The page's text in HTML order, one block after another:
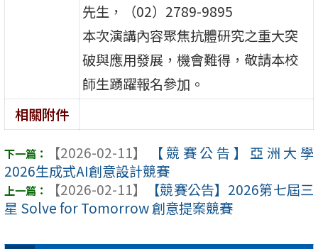
先生，（02）2789-9895
本次演講內容聚焦抗體研究之重大突
破與應用發展，機會難得，敬請本校
師生踴躍報名參加。
相關附件
【2026-02-11】
【競賽公告】亞洲大學
2026生成式AI創意設計競賽
【2026-02-11】
【競賽公告】2026第七屆三
星 Solve for Tomorrow 創意提案競賽